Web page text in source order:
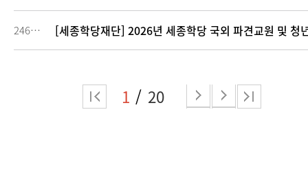
246395 [세종학당재단] 2026년 세종학당 국외 파견교원 및 청
1 20